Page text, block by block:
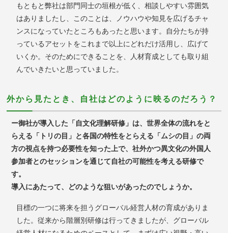
もともと弊社は部門同士の垣根が低く、相談しやすい雰囲気
はありましたし、このことは、ノウハウや知見を広げるチャ
ンスになっていたところもあったと思います。自分たちが持
っているアセットをこれまで以上にどれだけ活用し、広げて
いくか。そのためにできることを、人材育成としても取り組
んでいきたいと思っていました。
外から見たとき、自社はどのように映るのだろう？
ー御社が導入した「自文化理解研修」は、世界全体の流れをと
らえる「トリの目」と各国の特性をとらえる「ムシの目」の両
方の視点を持つ必要性を知った上で、社外かつ異文化の外国人
参加者とのセッションを通じて自社の可能性を考える研修で
す。
導入にあたって、どのような狙いがあったのでしょうか。
目標の一つに将来を担うグローバル経営人材の育成がありま
した。従来から階層別研修は行ってきましたが、グローバル